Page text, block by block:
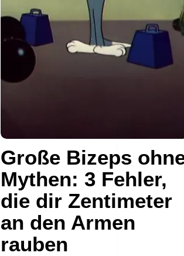
Große Bizeps
Mythen: 3 Fehler,
die dir Zentimeter
an den Armen
rauben